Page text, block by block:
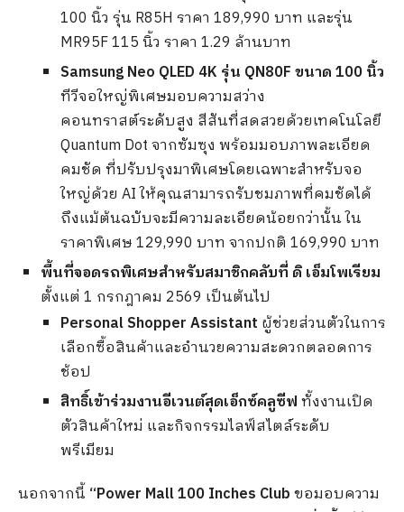
100 นิ้ว รุ่น R85H ราคา 189,990 บาท และรุ่น
MR95F 115 นิ้ว ราคา 1.29 ล้านบาท
Samsung Neo QLED 4K รุ่น QN80F ขนาด 100 นิ้ว
ทีวีจอใหญ่พิเศษมอบความสว่าง
คอนทราสต์ระดับสูง สีสันที่สดสวยด้วยเทคโนโลยี
Quantum Dot จากซัมซุง พร้อมมอบภาพละเอียด
คมชัด ที่ปรับปรุงมาพิเศษโดยเฉพาะสำหรับจอ
ใหญ่ด้วย AI ให้คุณสามารถรับชมภาพที่คมชัดได้
ถึงแม้ต้นฉบับจะมีความละเอียดน้อยกว่านั้น ใน
ราคาพิเศษ 129,990 บาท จากปกติ 169,990 บาท
พื้นที่จอดรถพิเศษสำหรับสมาชิกคลับที่ ดิ เอ็มโพเรียม
ตั้งแต่ 1 กรกฎาคม 2569 เป็นต้นไป
Personal Shopper Assistant ผู้ช่วยส่วนตัวในการ
เลือกซื้อสินค้าและอำนวยความสะดวกตลอดการ
ช้อป
สิทธิ์เข้าร่วมงานอีเวนต์สุดเอ็กซ์คลูซีฟทั้งงานเปิด
ตัวสินค้าใหม่ และกิจกรรมไลฟ์สไตล์ระดับ
พรีเมียม
นอกจากนี้ “Power Mall 100 Inches Clubขอมอบความ